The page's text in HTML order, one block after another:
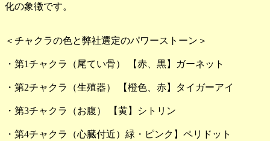
化の象徴です。
＜チャクラの色と弊社選定のパワーストーン＞
・第1チャクラ（尾てい骨） 【赤、黒】ガーネット
・第2チャクラ（生殖器） 【橙色、赤】タイガーアイ
・第3チャクラ（お腹） 【黄】シトリン
・第4チャクラ（心臓付近）緑・ピンク】ペリドット